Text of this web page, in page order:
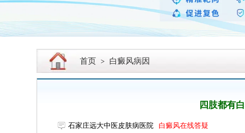
首页 > 白癜风病因
四肢都有
石家庄远大中医皮肤病医院 白癜风在线答疑